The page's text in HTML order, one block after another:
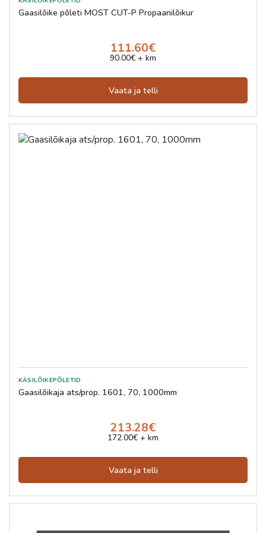
Gaasilõike põleti MOST CUT-P Propaanilõikur
111.60€
90.00€ + km
Vaata ja telli
Gaasilõikaja ats/prop. 1601, 70, 1000mm
213.28€
172.00€ + km
Vaata ja telli